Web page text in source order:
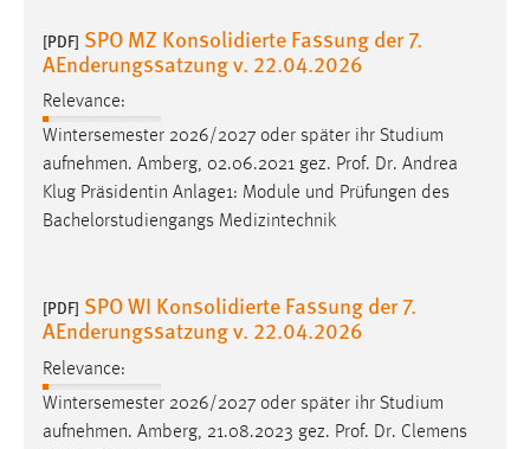
[PDF] SPO MZ Konsolidierte Fassung der 7.
AEnderungssatzung v. 22.04.2026
Relevance:
Wintersemester 2026/2027 oder später ihr Studium
aufnehmen. Amberg, 02.06.2021 gez. Prof. Dr. Andrea
Klug Präsidentin Anlage1: Module und Prüfungen des
Bachelorstudiengangs Medizintechnik
[PDF] SPO WI Konsolidierte Fassung der 7.
AEnderungssatzung v. 22.04.2026
Relevance:
Wintersemester 2026/2027 oder später ihr Studium
aufnehmen. Amberg, 21.08.2023 gez. Prof. Dr. Clemens